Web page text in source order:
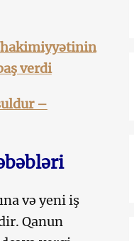
hakimiyyətinin
verdi
–
və yeni iş
Qanun